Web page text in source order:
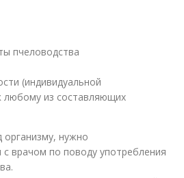
пчеловодства
(индивидуальной
любому из составляющих
организму, нужно
с врачом по поводу употребления